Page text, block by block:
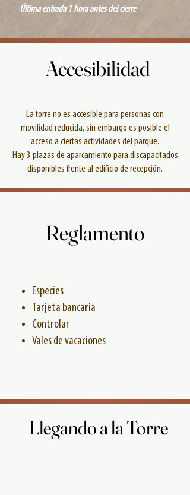
Última entrada 1 hora antes del cierre
Accesibilidad
Accesibilidad
La torre no es accesible para personas con
movilidad reducida, sin embargo es posible el
acceso a ciertas actividades del parque.
Hay 3 plazas de aparcamiento para discapacitados
disponibles frente al edificio de recepción.
Reglamento
Reglamento
Especies
Tarjeta bancaria
Controlar
Vales de vacaciones
Llegando a la Torre
Llegando a la Torre